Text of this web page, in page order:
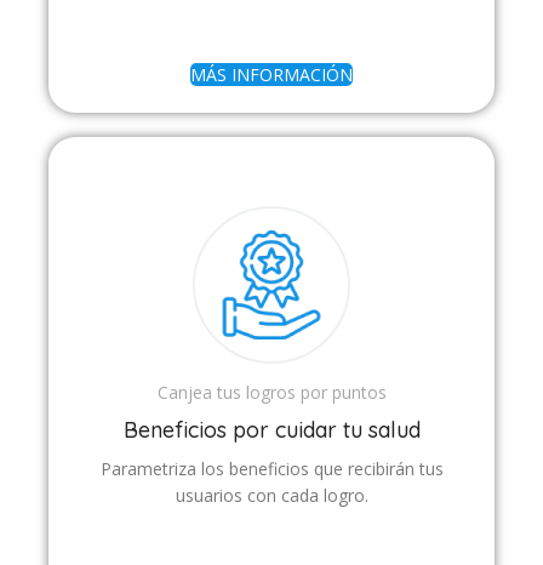
MÁS INFORMACIÓN
Canjea tus logros por puntos
Beneficios por cuidar tu salud
Parametriza los beneficios que recibirán tus
usuarios con cada logro.